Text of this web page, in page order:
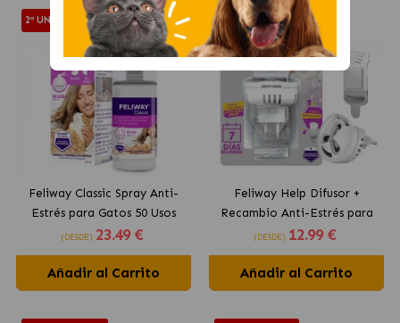
2ª UNIDAD -30%
Feliway Classic Spray Anti-
Estrés para Gatos 50 Usos
(DESDE) 23.49 €
Añadir al Carrito
2ª UNIDAD -30%
Feliway Help Difusor +
Recambio Anti-Estrés para
Gatos
(DESDE) 12.99 €
Añadir al Carrito